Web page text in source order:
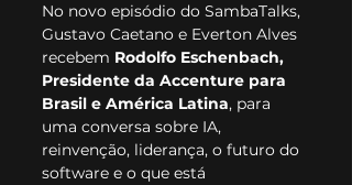
No novo episódio do SambaTalks,
Gustavo Caetano e Everton Alves
recebem Rodolfo Eschenbach,
Presidente da Accenture para
Brasil e América Latina, para
uma conversa sobre IA,
reinvenção, liderança, o futuro do
software e o que está